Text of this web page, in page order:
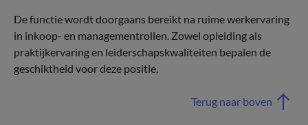
De functie wordt doorgaans bereikt na ruime werkervaring
in inkoop- en managementrollen. Zowel opleiding als
praktijkervaring en leiderschapskwaliteiten bepalen de
geschiktheid voor deze positie.
Terug naar boven